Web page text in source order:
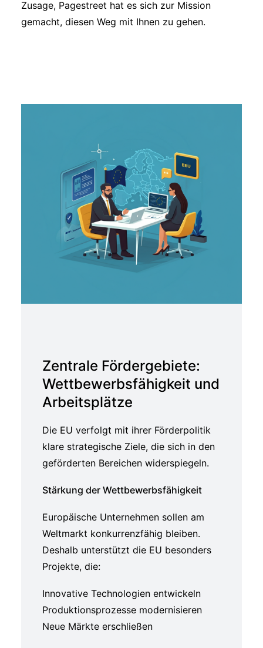
Zusage, Pagestreet hat es sich zur Mission
gemacht, diesen Weg mit Ihnen zu gehen.
Zentrale Fördergebiete:
Wettbewerbsfähigkeit und
Arbeitsplätze
Die EU verfolgt mit ihrer Förderpolitik
klare strategische Ziele, die sich in den
geförderten Bereichen widerspiegeln.
Stärkung der Wettbewerbsfähigkeit
Europäische Unternehmen sollen am
Weltmarkt konkurrenzfähig bleiben.
Deshalb unterstützt die EU besonders
Projekte, die:
Innovative Technologien entwickeln
Produktionsprozesse modernisieren
Neue Märkte erschließen